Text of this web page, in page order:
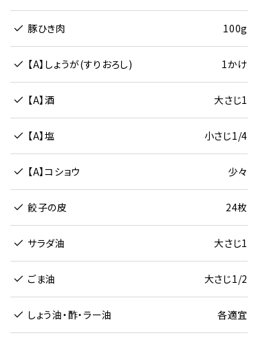
豚ひき肉 100g
【A】しょうが(すりおろし) 1かけ
【A】酒 大さじ1
【A】塩 小さじ1/4
【A】コショウ 少々
餃子の皮 24枚
サラダ油 大さじ1
ごま油 大さじ1/2
しょう油・酢・ラー油 各適宜